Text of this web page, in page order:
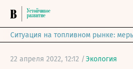
Ситуация на топливном рынке:
22 апреля 2022, 12:12 /Экология